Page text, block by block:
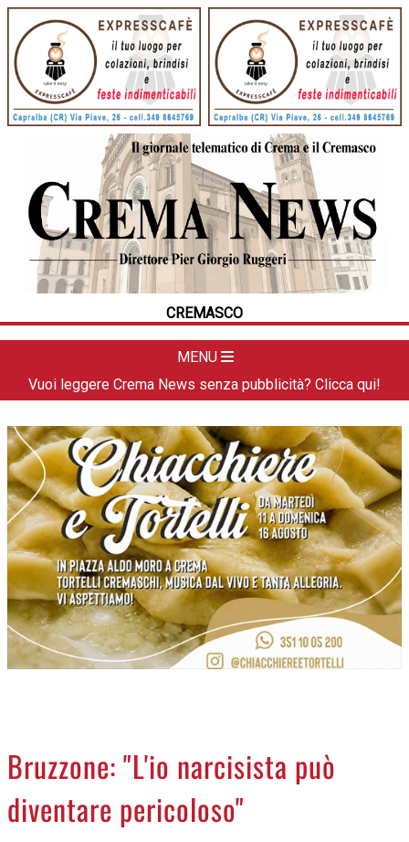
CREMASCO
MENU
HOME
CRONACA
POLITICA
LA FOTO
DAL TERRITORIO
APPUNTAMENTI
CREMASCO
OROSCOPO
LA PIAZZA
ANIMALI
NECROLOGI
ACCEDI
Vuoi leggere Crema News senza pubblicità? Clicca qui!
Bruzzone: "L'io narcisista può
diventare pericoloso"